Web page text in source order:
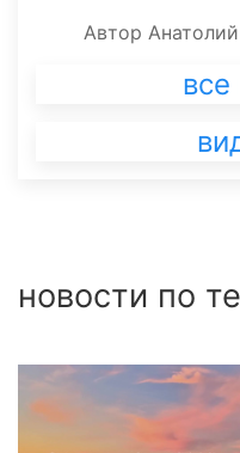
Автор
все
новости по